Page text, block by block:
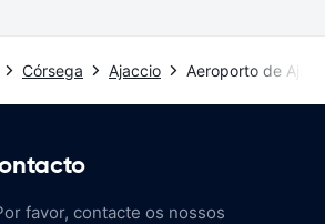
Córsega Ajaccio Aeroporto de
favor, contacte os nossos